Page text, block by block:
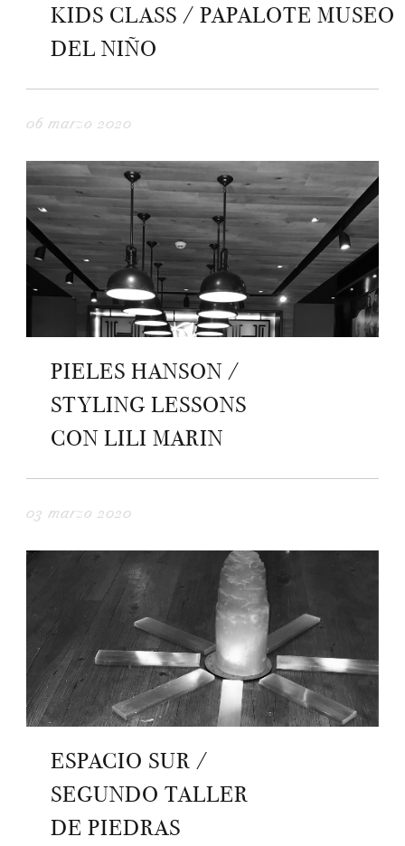
KIDS CLASS / PAPALOTE MUSEO
DEL NIÑO
06 marzo 2020
PIELES HANSON /
STYLING LESSONS
CON LILI MARIN
03 marzo 2020
ESPACIO SUR /
SEGUNDO TALLER
DE PIEDRAS